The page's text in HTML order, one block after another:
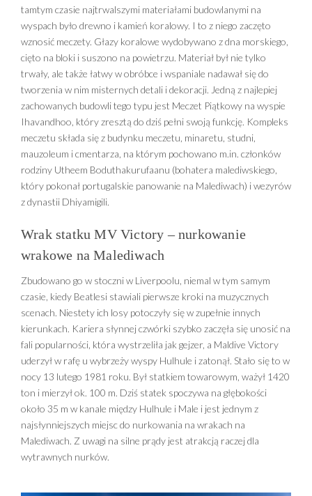
tamtym czasie najtrwalszymi materiałami budowlanymi na
wyspach było drewno i kamień koralowy. I to z niego zaczęto
wznosić meczety. Głazy koralowe wydobywano z dna morskiego,
cięto na bloki i suszono na powietrzu. Materiał był nie tylko
trwały, ale także łatwy w obróbce i wspaniale nadawał się do
tworzenia w nim misternych detali i dekoracji. Jedną z najlepiej
zachowanych budowli tego typu jest Meczet Piątkowy na wyspie
Ihavandhoo, który zresztą do dziś pełni swoją funkcję. Kompleks
meczetu składa się z budynku meczetu, minaretu, studni,
mauzoleum i cmentarza, na którym pochowano m.in. członków
rodziny Utheem Boduthakurufaanu (bohatera malediwskiego,
który pokonał portugalskie panowanie na Malediwach) i wezyrów
z dynastii Dhiyamigili.
Wrak statku MV Victory – nurkowanie
wrakowe na Malediwach
Zbudowano go w stoczni w Liverpoolu, niemal w tym samym
czasie, kiedy Beatlesi stawiali pierwsze kroki na muzycznych
scenach. Niestety ich losy potoczyły się w zupełnie innych
kierunkach. Kariera słynnej czwórki szybko zaczęła się unosić na
fali popularności, która wystrzeliła jak gejzer, a Maldive Victory
uderzył w rafę u wybrzeży wyspy Hulhule i zatonął. Stało się to w
nocy 13 lutego 1981 roku. Był statkiem towarowym, ważył 1420
ton i mierzył ok. 100 m. Dziś statek spoczywa na głębokości
około 35 m w kanale między Hulhule i Male i jest jednym z
najsłynniejszych miejsc do nurkowania na wrakach na
Malediwach. Z uwagi na silne prądy jest atrakcją raczej dla
wytrawnych nurków.